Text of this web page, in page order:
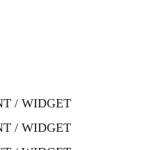
/ WIDGET
/ WIDGET